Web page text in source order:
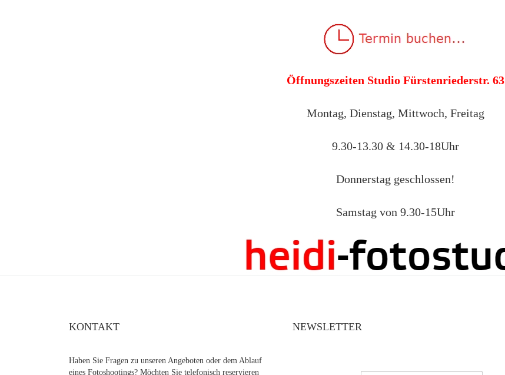
Öffnungszeiten Studio Fürstenriederstr. 63
Montag, Dienstag, Mittwoch, Freitag
9.30-13.30 & 14.30-18Uhr
Donnerstag geschlossen!
Samstag von 9.30-15Uhr
KONTAKT
Haben Sie Fragen zu unseren Angeboten oder dem Ablauf
eines Fotoshootings? Möchten Sie telefonisch reservieren
NEWSLETTER